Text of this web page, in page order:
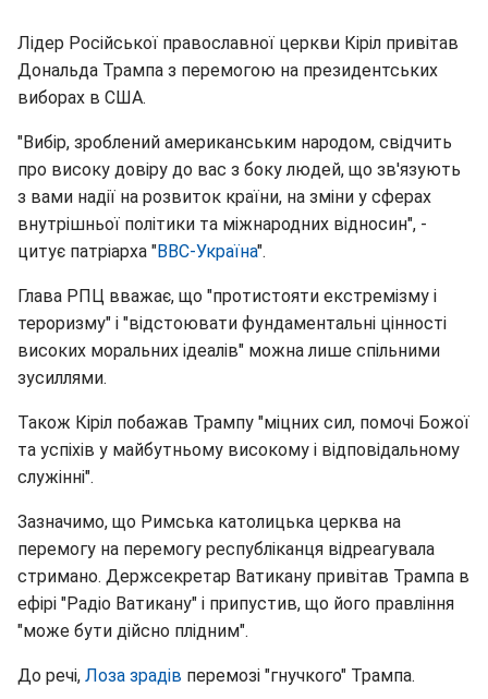
Лідер Російської православної церкви Кіріл привітав
Дональда Трампа з перемогою на президентських
виборах в США.
"Вибір, зроблений американським народом, свідчить
про високу довіру до вас з боку людей, що зв'язують
з вами надії на розвиток країни, на зміни у сферах
внутрішньої політики та міжнародних відносин", -
цитує патріарха "ВВС-Україна".
Глава РПЦ вважає, що "протистояти екстремізму і
тероризму" і "відстоювати фундаментальні цінності
високих моральних ідеалів" можна лише спільними
зусиллями.
Також Кіріл побажав Трампу "міцних сил, помочі Божої
та успіхів у майбутньому високому і відповідальному
служінні".
Зазначимо, що Римська католицька церква на
перемогу на перемогу республіканця відреагувала
стримано. Держсекретар Ватикану привітав Трампа в
ефірі "Радіо Ватикану" і припустив, що його правління
"може бути дійсно плідним".
До речі, Лоза зрадів перемозі "гнучкого" Трампа.